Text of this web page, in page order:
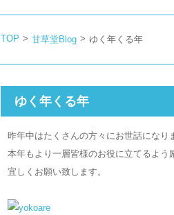
TOP > 甘草堂Blog > ゆく年くる年
ゆく年くる年
昨年中はたくさんの方々にお世話になり
本年もより一層皆様のお役に立てるよう
宜しくお願い致します。